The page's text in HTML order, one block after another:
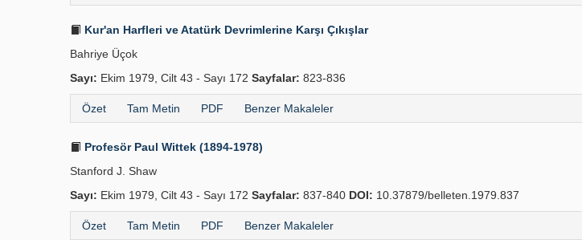
Kur'an Harfleri ve Atatürk Devrimlerine Karşı Çıkışlar
Bahriye Üçok
Sayı: Ekim 1979, Cilt 43 - Sayı 172 Sayfalar: 823-836
Özet Tam Metin PDF Benzer Makaleler
Profesör Paul Wittek (1894-1978)
Stanford J. Shaw
Sayı: Ekim 1979, Cilt 43 - Sayı 172 Sayfalar: 837-840 DOI: 10.37879/belleten.1979.837
Özet Tam Metin PDF Benzer Makaleler